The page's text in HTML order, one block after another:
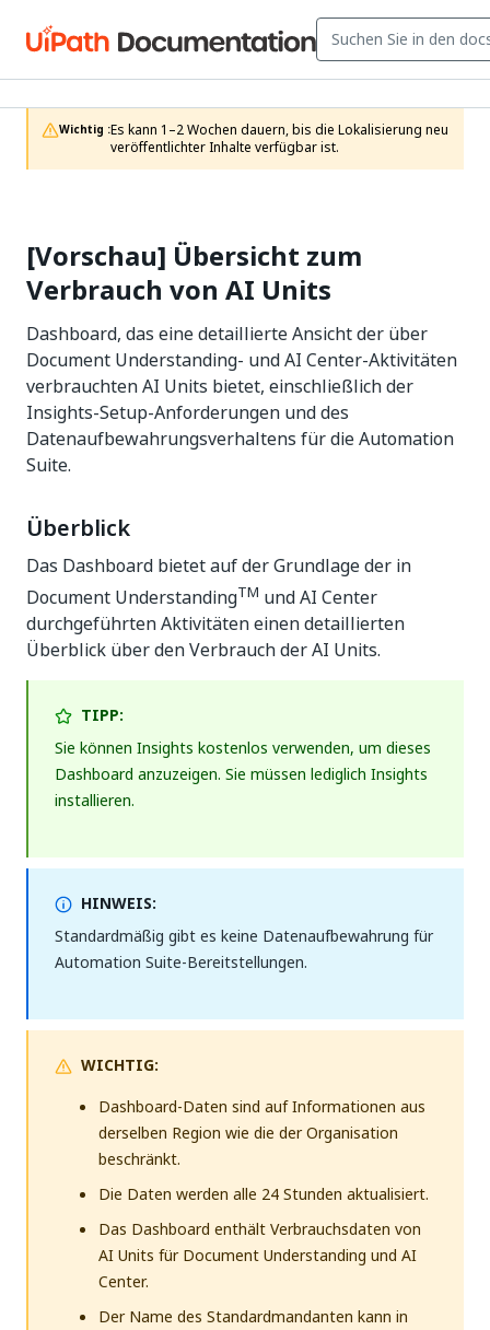
Wichtig :Es kann 1–2 Wochen dauern, bis die Lokalisierung neu
veröffentlichter Inhalte verfügbar ist.
[Vorschau] Übersicht zum
Verbrauch von AI Units
Dashboard, das eine detaillierte Ansicht der über
Document Understanding- und AI Center-Aktivitäten
verbrauchten AI Units bietet, einschließlich der
Insights-Setup-Anforderungen und des
Datenaufbewahrungsverhaltens für die Automation
Suite.
Überblick
Das Dashboard bietet auf der Grundlage der in
Document UnderstandingTM und AI Center
durchgeführten Aktivitäten einen detaillierten
Überblick über den Verbrauch der AI Units.
TIPP:
Sie können Insights kostenlos verwenden, um dieses
Dashboard anzuzeigen. Sie müssen lediglich Insights
installieren.
HINWEIS:
Standardmäßig gibt es keine Datenaufbewahrung für
Automation Suite-Bereitstellungen.
WICHTIG:
Dashboard-Daten sind auf Informationen aus
derselben Region wie die der Organisation
beschränkt.
Die Daten werden alle 24 Stunden aktualisiert.
Das Dashboard enthält Verbrauchsdaten von
AI Units für Document Understanding und AI
Center.
Der Name des Standardmandanten kann in